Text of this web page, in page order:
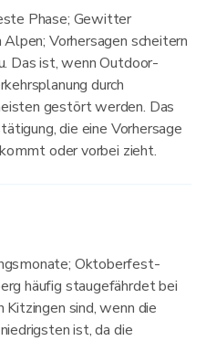
Phase; Gewitter
Vorhersagen scheitern
Das ist, wenn Outdoor-
durch
gestört werden. Das
die eine Vorhersage
oder vorbei zieht.
Oktoberfest-
häufig staugefährdet bei
Kitzingen sind, wenn die
ist, da die